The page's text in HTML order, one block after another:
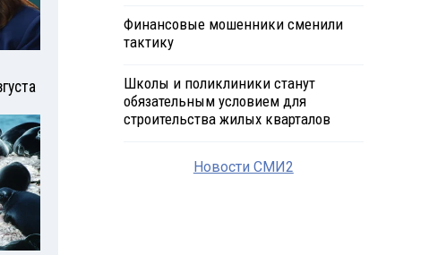
Финансовые мошенники сменили
тактику
Школы и поликлиники станут
обязательным условием для
строительства жилых кварталов
Новости СМИ2